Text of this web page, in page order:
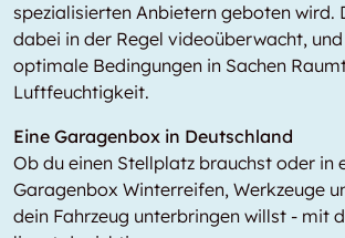
spezialisierten Anbietern geboten wird.
dabei in der Regel videoüberwacht, und
optimale Bedingungen in Sachen
Luftfeuchtigkeit.
Eine Garagenbox in Deutschland
Ob du einen Stellplatz brauchst oder in
Garagenbox Winterreifen, Werkzeuge
dein Fahrzeug unterbringen willst - mit